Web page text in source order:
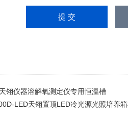
翎仪器溶解氧测定仪专用恒温槽
LED天翎置顶LED冷光源光照培养